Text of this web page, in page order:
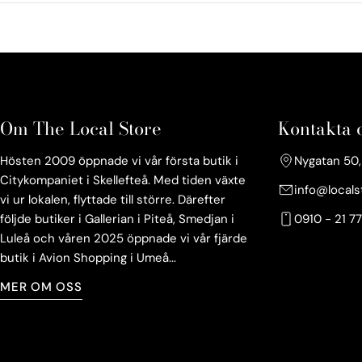
Om The Local Store
Hösten 2009 öppnade vi vår första butik i
Citykompaniet i Skellefteå. Med tiden växte
vi ur lokalen, flyttade till större. Därefter
följde butiker i Gallerian i Piteå, Smedjan i
Luleå och våren 2025 öppnade vi vår fjärde
butik i Avion Shopping i Umeå...
MER OM OSS
Kontakta
Nygatan
0910 - 21